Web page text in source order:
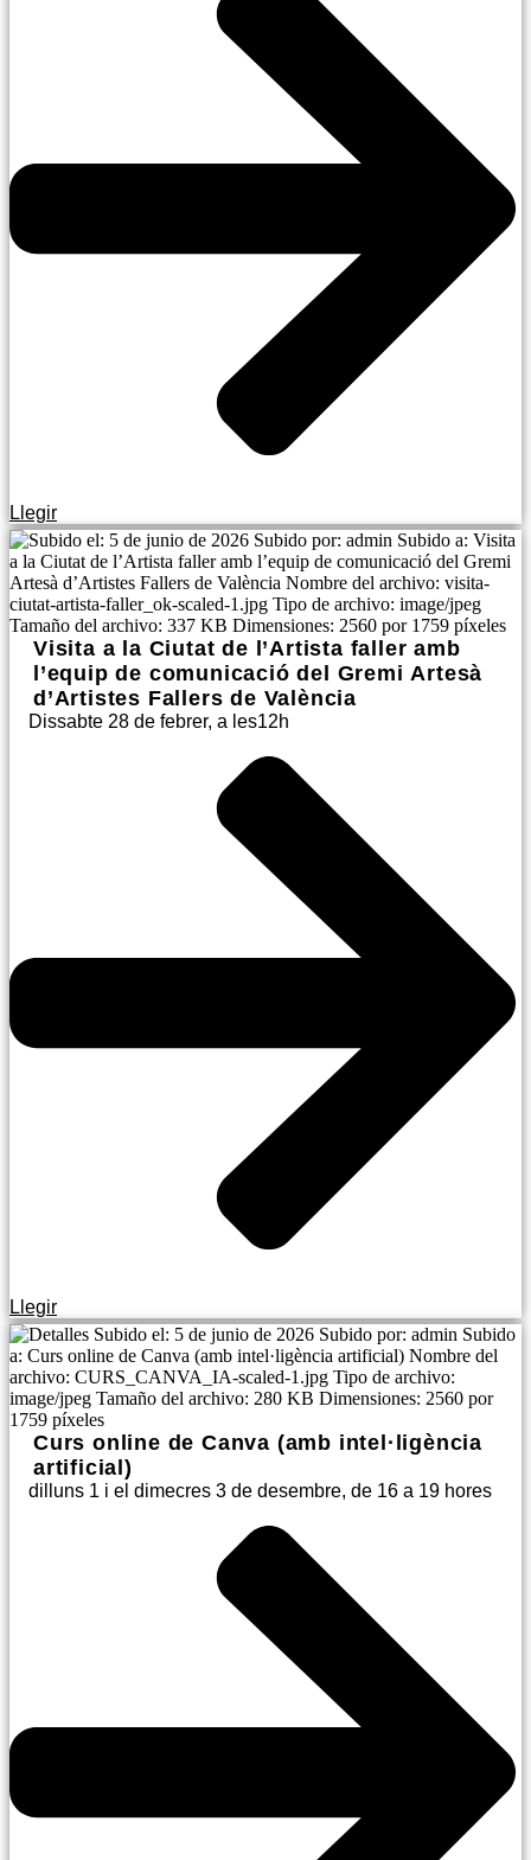
Llegir
Visita a la Ciutat de l’Artista faller amb
l’equip de comunicació del Gremi Artesà
d’Artistes Fallers de València
Dissabte 28 de febrer, a les12h
Llegir
Curs online de Canva (amb intel·ligència
artificial)
dilluns 1 i el dimecres 3 de desembre, de 16 a 19 hores